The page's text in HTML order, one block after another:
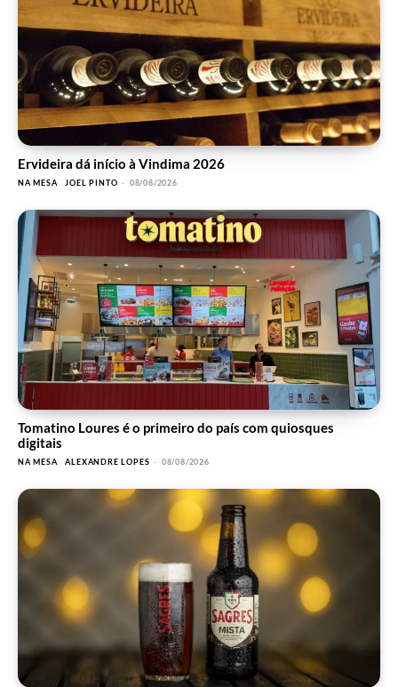
Ervideira dá início à Vindima 2026
NA MESA JOEL PINTO - 08/08/2026
Tomatino Loures é o primeiro do país com quiosques
digitais
NA MESA ALEXANDRE LOPES - 08/08/2026